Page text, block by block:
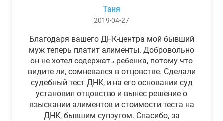
Таня
2019-04-27
Благодаря вашего ДНК-центра мой бывший
муж теперь платит алименты. Добровольно
он не хотел содержать ребенка, потому что
видите ли, сомневался в отцовстве. Сделали
судебный тест ДНК, и на его основании суд
установил отцовство и вынес решение о
взыскании алиментов и стоимости теста на
ДНК, бывшим супругом. Спасибо, за